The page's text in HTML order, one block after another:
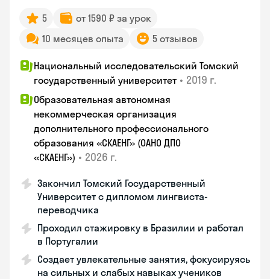
5
от 1590 ₽ за урок
10 месяцев опыта
5 отзывов
Национальный исследовательский Томский
государственный университет • 2019 г.
Образовательная автономная
некоммерческая организация
дополнительного профессионального
образования «СКАЕНГ» (ОАНО ДПО
«СКАЕНГ») • 2026 г.
Закончил Томский Государственный
Университет с дипломом лингвиста-
переводчика
Проходил стажировку в Бразилии и работал
в Португалии
Создает увлекательные занятия, фокусируясь
на сильных и слабых навыках учеников